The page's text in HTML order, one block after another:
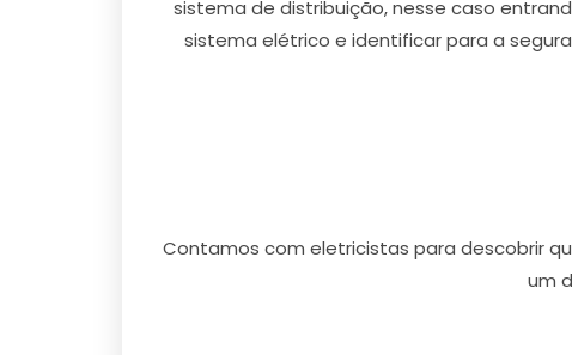
sistema de distribuição, nesse caso
sistema elétrico e identificar para a
Contamos com eletricistas para descobrir
um